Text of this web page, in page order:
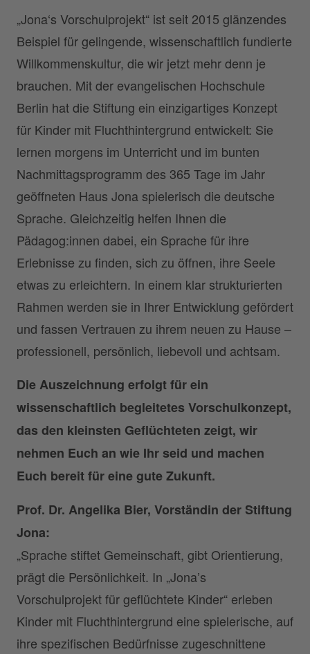
„Jona‘s Vorschulprojekt“ ist seit 2015 glänzendes
Beispiel für gelingende, wissenschaftlich fundierte
Willkommenskultur, die wir jetzt mehr denn je
brauchen. Mit der evangelischen Hochschule
Berlin hat die Stiftung ein einzigartiges Konzept
für Kinder mit Fluchthintergrund entwickelt: Sie
lernen morgens im Unterricht und im bunten
Nachmittagsprogramm des 365 Tage im Jahr
geöffneten Haus Jona spielerisch die deutsche
Sprache. Gleichzeitig helfen Ihnen die
Pädagog:innen dabei, ein Sprache für ihre
Erlebnisse zu finden, sich zu öffnen, ihre Seele
etwas zu erleichtern. In einem klar strukturierten
Rahmen werden sie in Ihrer Entwicklung gefördert
und fassen Vertrauen zu ihrem neuen zu Hause –
professionell, persönlich, liebevoll und achtsam.
Die Auszeichnung erfolgt fürein
wissenschaftlich begleitetes Vorschulkonzept,
das den kleinsten Geflüchteten zeigt, wir
nehmen Euch an wie Ihr seid und machen
Euch bereit für eine gute Zukunft.
Prof. Dr. Angelika Bier, Vorständin der Stiftung
Jona:
„Sprache stiftet Gemeinschaft, gibt Orientierung,
prägt die Persönlichkeit. In „Jona’s
Vorschulprojekt für geflüchtete Kinder“ erleben
Kinder mit Fluchthintergrund eine spielerische, auf
ihre spezifischen Bedürfnisse zugeschnittene